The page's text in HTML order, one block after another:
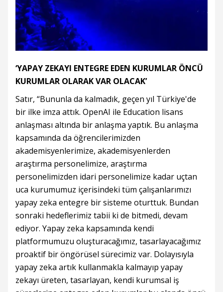
‘YAPAY ZEKAYI ENTEGRE EDEN KURUMLAR ÖNCÜ
KURUMLAR OLARAK VAR OLACAK’
Satır, “Bununla da kalmadık, geçen yıl Türkiye'de
bir ilke imza attık. OpenAI ile Education lisans
anlaşması altında bir anlaşma yaptık. Bu anlaşma
kapsamında da öğrencilerimizden
akademisyenlerimize, akademisyenlerden
araştırma personelimize, araştırma
personelimizden idari personelimize kadar uçtan
uca kurumumuz içerisindeki tüm çalışanlarımızı
yapay zeka entegre bir sisteme oturttuk. Bundan
sonraki hedeflerimiz tabii ki de bitmedi, devam
ediyor. Yapay zeka kapsamında kendi
platformumuzu oluşturacağımız, tasarlayacağımız
proaktif bir öngörüsel sürecimiz var. Dolayısıyla
yapay zeka artık kullanmakla kalmayıp yapay
zekayı üreten, tasarlayan, kendi kurumsal iş